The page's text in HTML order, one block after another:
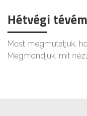
Hétvégi
Most megmutatjuk,
Megmondjuk, mit